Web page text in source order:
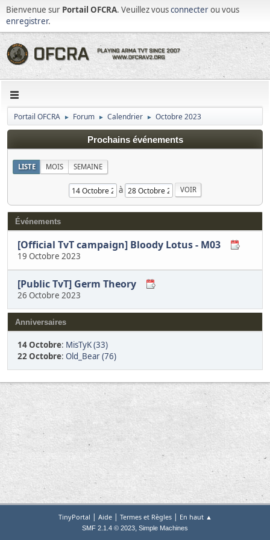
Bienvenue sur Portail OFCRA. Veuillez vousconnecterou vous
enregistrer.
Portail OFCRA ► Forum ► Calendrier ► Octobre 2023
Prochains événements
LISTE MOIS SEMAINE
à
Événements
[Official TvT campaign] Bloody Lotus - M03
19 Octobre 2023
[Public TvT] Germ Theory
26 Octobre 2023
Anniversaires
14 Octobre: MisTyK (33)
22 Octobre: Old_Bear (76)
TinyPortal | Aide| Termes et Règles| En haut ▲
SMF 2.1.4 © 2023, Simple Machines